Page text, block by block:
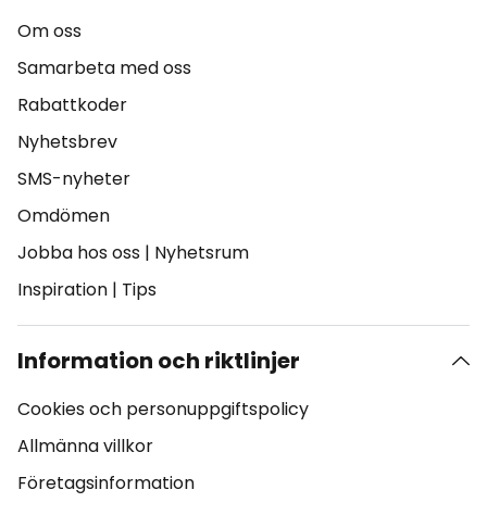
Om oss
Samarbeta med oss
Rabattkoder
Nyhetsbrev
SMS-nyheter
Omdömen
Jobba hos oss | Nyhetsrum
Inspiration | Tips
Information och riktlinjer
Cookies och personuppgiftspolicy
Allmänna villkor
Företagsinformation